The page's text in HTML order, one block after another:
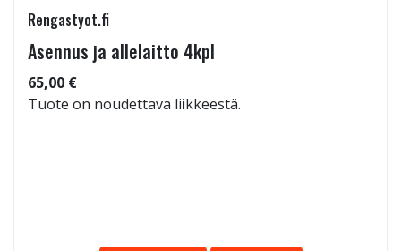
Rengastyot.fi
Asennus ja allelaitto 4kpl
65,00 €
Tuote on noudettava liikkeestä.